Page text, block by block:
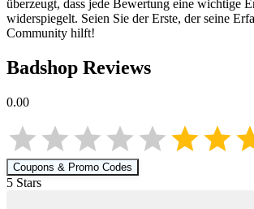
überzeugt, dass jede Bewertung eine wichtige
widerspiegelt. Seien Sie der Erste, der seine
Community hilft!
Badshop Reviews
0.00
Coupons & Promo Codes
5 Stars